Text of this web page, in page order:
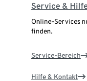
Service &
Online-Services
finden.
Service-Bereich
Hilfe & Kontakt